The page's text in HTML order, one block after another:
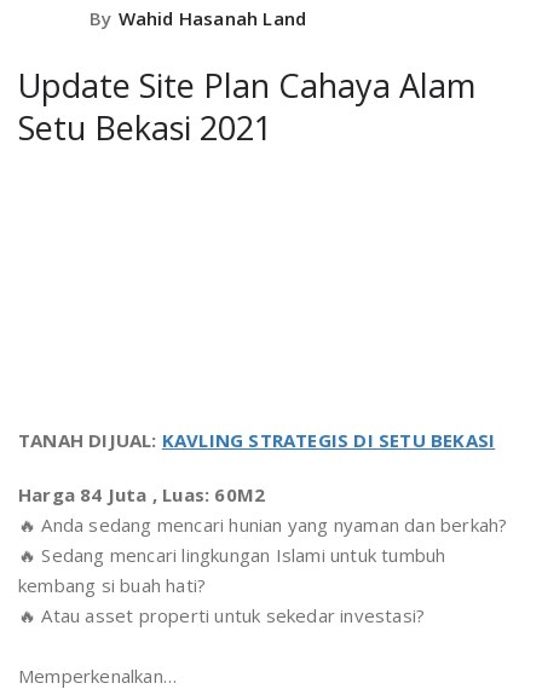
By Wahid Hasanah Land
Update Site Plan Cahaya Alam
Setu Bekasi 2021
TANAH DIJUAL: KAVLING STRATEGIS DI SETU BEKASI
Harga 84 Juta , Luas: 60M2
🔥 Anda sedang mencari hunian yang nyaman dan berkah?
🔥 Sedang mencari lingkungan Islami untuk tumbuh
kembang si buah hati?
🔥 Atau asset properti untuk sekedar investasi?
Memperkenalkan…